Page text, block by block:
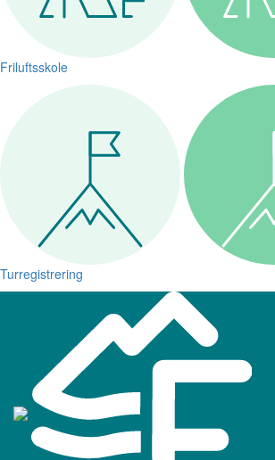
Friluftsskole
Turregistrering